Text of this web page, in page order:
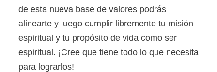
de esta nueva base de valores podrás
alinearte y luego cumplir libremente tu misión
espiritual y tu propósito de vida como ser
espiritual. ¡Cree que tiene todo lo que necesita
para lograrlos!